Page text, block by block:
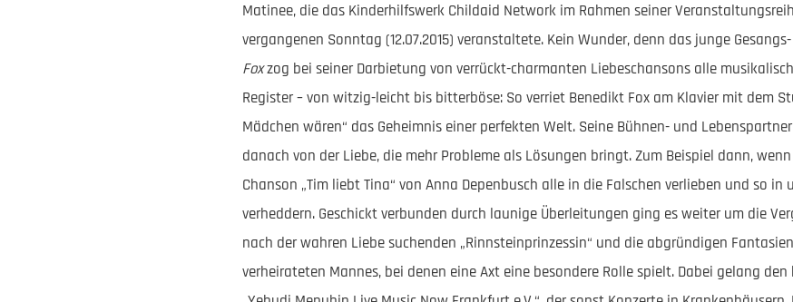
Matinee, die das Kinderhilfswerk Childaid Network im Rahmen seiner
vergangenen Sonntag (12.07.2015) veranstaltete. Kein Wunder, denn das junge
Foxzog bei seiner Darbietung von verrückt-charmanten Liebeschansons alle
Register – von witzig-leicht bis bitterböse: So verriet Benedikt Fox am Klavier mit dem
Mädchen wären“ das Geheimnis einer perfekten Welt. Seine Bühnen- und
danach von der Liebe, die mehr Probleme als Lösungen bringt. Zum Beispiel dann,
Chanson „Tim liebt Tina“ von Anna Depenbusch alle in die Falschen verlieben und so
verheddern. Geschickt verbunden durch launige Überleitungen ging es weiter um die
nach der wahren Liebe suchenden „Rinnsteinprinzessin“ und die abgründigen
verheirateten Mannes, bei denen eine Axt eine besondere Rolle spielt. Dabei gelang